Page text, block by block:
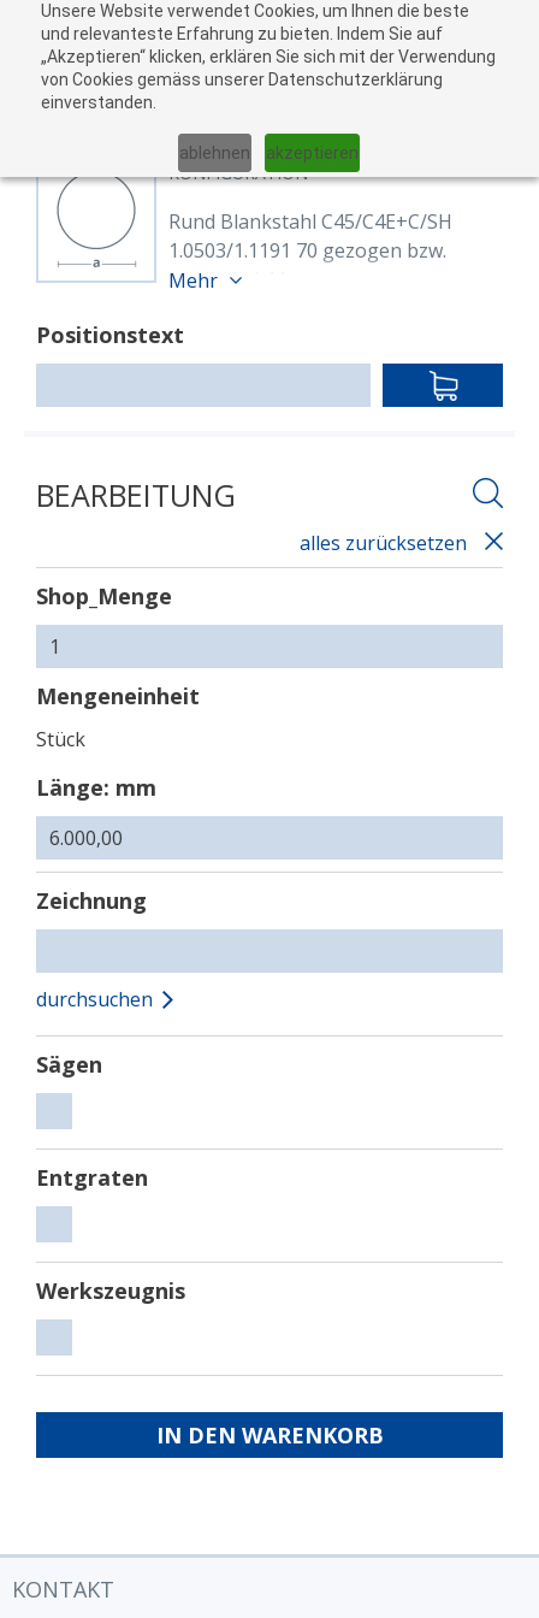
Unsere Website verwendet Cookies, um Ihnen die beste
und relevanteste Erfahrung zu bieten. Indem Sie auf
„Akzeptieren“ klicken, erklären Sie sich mit der Verwendung
von Cookies gemäss unserer Datenschutzerklärung
einverstanden.
ablehnen akzeptieren
01 02
KONFIGURATION
Rund Blankstahl C45/C4E+C/SH
1.0503/1.1191 70 gezogen bzw.
geschält, h11
Rund 70 mm, C45E+C/SH (1.1191)
EN 10277
blank, gezogen h9 oder geschält
Mehr
Positionstext
IN
BEARBEITUNG
alles zurücksetzen
Shop_Menge
Mengeneinheit
Stück
Länge: mm
Zeichnung
durchsuchen
Sägen
Entgraten
Werkszeugnis
IN DEN WARENKORB
KONTAKT